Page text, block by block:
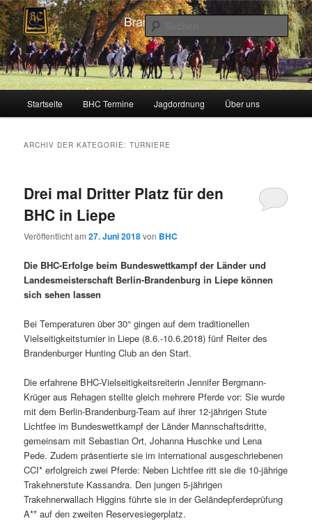
Zum
Inhalt
wechseln
Zum
sekundären
Inhalt
wechselnBrandenburger Hunting Club
Schleppjagden und Vielseitigkeitsreiten in Berlin und Brandenburg
Startseite BHC Termine Jagdordnung Über uns
ARCHIV DER KATEGORIE:TURNIERE
Drei mal Dritter Platz für den
BHC in Liepe
Veröffentlicht am27. Juni 2018von BHC
Die BHC-Erfolge beim Bundeswettkampf der Länder und
Landesmeisterschaft Berlin-Brandenburg in Liepe können
sich sehen lassen
Bei Temperaturen über 30° gingen auf dem traditionellen
Vielseitigkeitsturnier in Liepe (8.6.-10.6.2018) fünf Reiter des
Brandenburger Hunting Club an den Start.
Die erfahrene BHC-Vielseitigkeitsreiterin Jennifer Bergmann-
Krüger aus Rehagen stellte gleich mehrere Pferde vor: Sie wurde
mit dem Berlin-Brandenburg-Team auf ihrer 12-jährigen Stute
Lichtfee im Bundeswettkampf der Länder Mannschaftsdritte,
gemeinsam mit Sebastian Ort, Johanna Huschke und Lena
Pede. Zudem präsentierte sie im international ausgeschriebenen
CCI* erfolgreich zwei Pferde: Neben Lichtfee ritt sie die 10-jährige
Trakehnerstute Kassandra. Den jungen 5-jährigen
Trakehnerwallach Higgins führte sie in der Geländepferdeprüfung
A** auf den zweiten Reservesiegerplatz.